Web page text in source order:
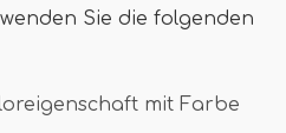
Sie die folgenden
mit Farbe